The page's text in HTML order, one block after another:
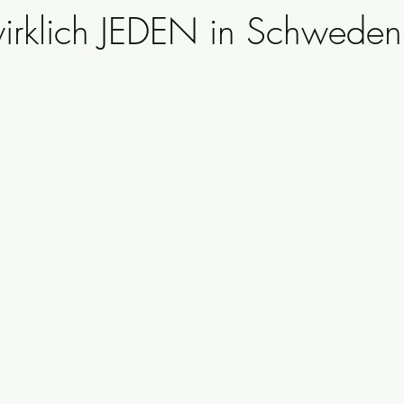
JEDEN in Schweden